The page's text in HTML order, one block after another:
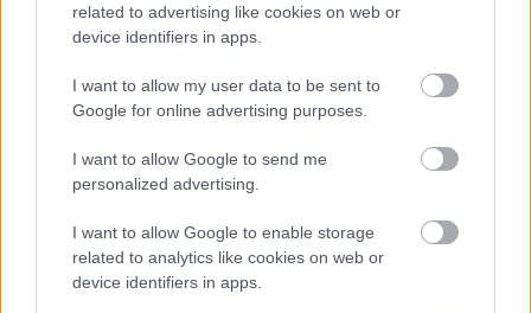
related to advertising like cookies on web or
device identifiers in apps.
I want to allow my user data to be sent to
Google for online advertising purposes.
I want to allow Google to send me
personalized advertising.
I want to allow Google to enable storage
related to analytics like cookies on web or
device identifiers in apps.